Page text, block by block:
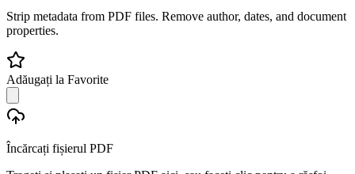
Strip metadata from PDF files. Remove author, dates, and document
properties.
Adăugați la Favorite
Încărcați fișierul PDF